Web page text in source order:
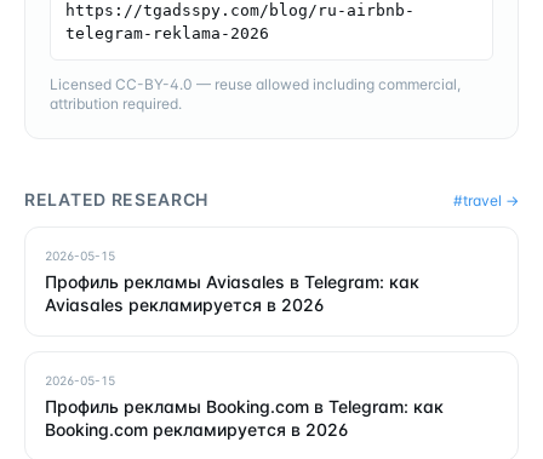
https://tgadsspy.com/blog/ru-airbnb-
telegram-reklama-2026
Licensed CC-BY-4.0 — reuse allowed including commercial,
attribution required.
RELATED RESEARCH #travel →
2026-05-15
Профиль рекламы Aviasales в Telegram: как
Aviasales рекламируется в 2026
2026-05-15
Профиль рекламы Booking.com в Telegram: как
Booking.com рекламируется в 2026